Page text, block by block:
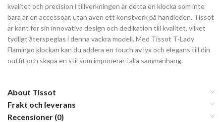
kvalitet och precision i tillverkningen är detta en klocka som inte
bara är en accessoar, utan även ett konstverk på handleden. Tissot
är känt för sin innovativa design och dedikation till kvalitet, vilket
tydligt återspeglas i denna vackra modell. Med Tissot T-Lady
Flamingo klockan kan du addera en touch av lyx och elegans till din
outfit och skapa en stil som imponerar i alla sammanhang.
About Tissot
Frakt och leverans
Recensioner (0)